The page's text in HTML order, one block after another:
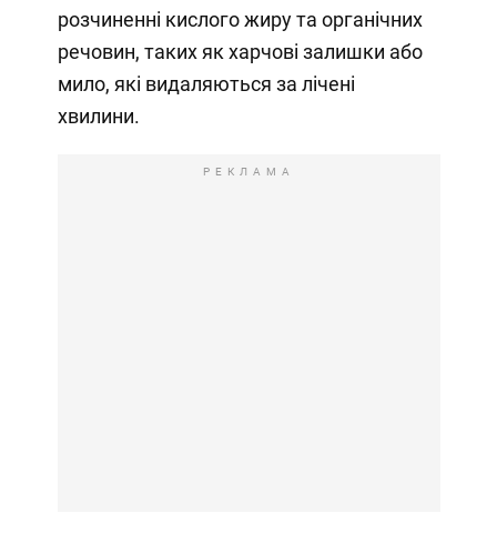
розчиненні кислого жиру та органічних
речовин, таких як харчові залишки або
мило, які видаляються за лічені
хвилини.
РЕКЛАМА